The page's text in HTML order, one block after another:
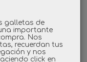
galletas de
importante
Nos
recuerdan tus
y nos
click en